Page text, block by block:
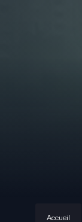
Accueil